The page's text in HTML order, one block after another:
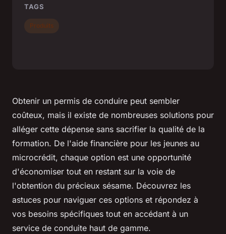
Obtenir un permis de conduire peut sembler
coûteux, mais il existe de nombreuses solutions pour
alléger cette dépense sans sacrifier la qualité de la
formation. De l'aide financière pour les jeunes au
microcrédit, chaque option est une opportunité
d'économiser tout en restant sur la voie de
l'obtention du précieux sésame. Découvrez les
astuces pour naviguer ces options et répondez à
vos besoins spécifiques tout en accédant à un
service de conduite haut de gamme.
TAGS
Produits